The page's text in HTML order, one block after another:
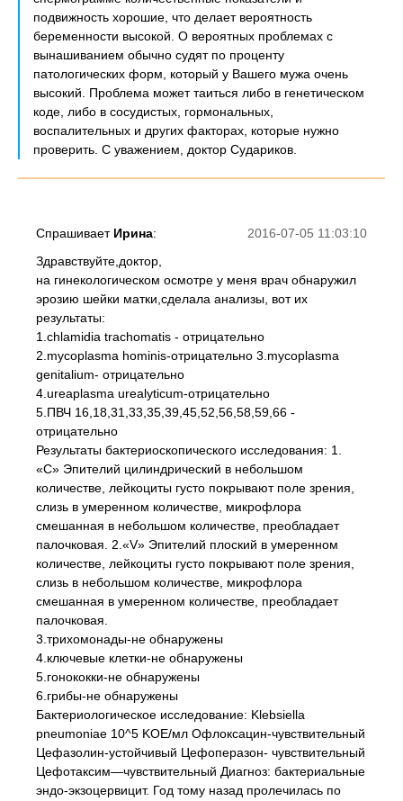
подвижность хорошие, что делает вероятность
беременности высокой. О вероятных проблемах с
вынашиванием обычно судят по проценту
патологических форм, который у Вашего мужа очень
высокий. Проблема может таиться либо в генетическом
коде, либо в сосудистых, гормональных,
воспалительных и других факторах, которые нужно
проверить. С уважением, доктор Судариков.
2016-07-05 11:03:10
Спрашивает Ирина:
Здравствуйте,доктор,
на гинекологическом осмотре у меня врач обнаружил
эрозию шейки матки,сделала анализы, вот их
результаты:
1.chlamidia trachomatis - отрицательно
2.mycoplasma hominis-отрицательно 3.mycoplasma
genitalium- отрицательно
4.ureaplasma urealyticum-отрицательно
5.ПВЧ 16,18,31,33,35,39,45,52,56,58,59,66 -
отрицательно
Результаты бактериоскопического исследования: 1.
«С» Эпителий цилиндрический в небольшом
количестве, лейкоциты густо покрывают поле зрения,
слизь в умеренном количестве, микрофлора
смешанная в небольшом количестве, преобладает
палочковая. 2.«V» Эпителий плоский в умеренном
количестве, лейкоциты густо покрывают поле зрения,
слизь в небольшом количестве, микрофлора
смешанная в умеренном количестве, преобладает
палочковая.
3.трихомонады-не обнаружены
4.ключевые клетки-не обнаружены
5.гонококки-не обнаружены
6.грибы-не обнаружены
Бактериологическое исследование: Klebsiella
pneumoniae 10^5 KOE/мл Офлоксацин-чувствительный
Цефазолин-устойчивый Цефоперазон- чувствительный
Цефотаксим—чувствительный Диагноз: бактериальные
эндо-экзоцервицит. Год тому назад пролечилась по